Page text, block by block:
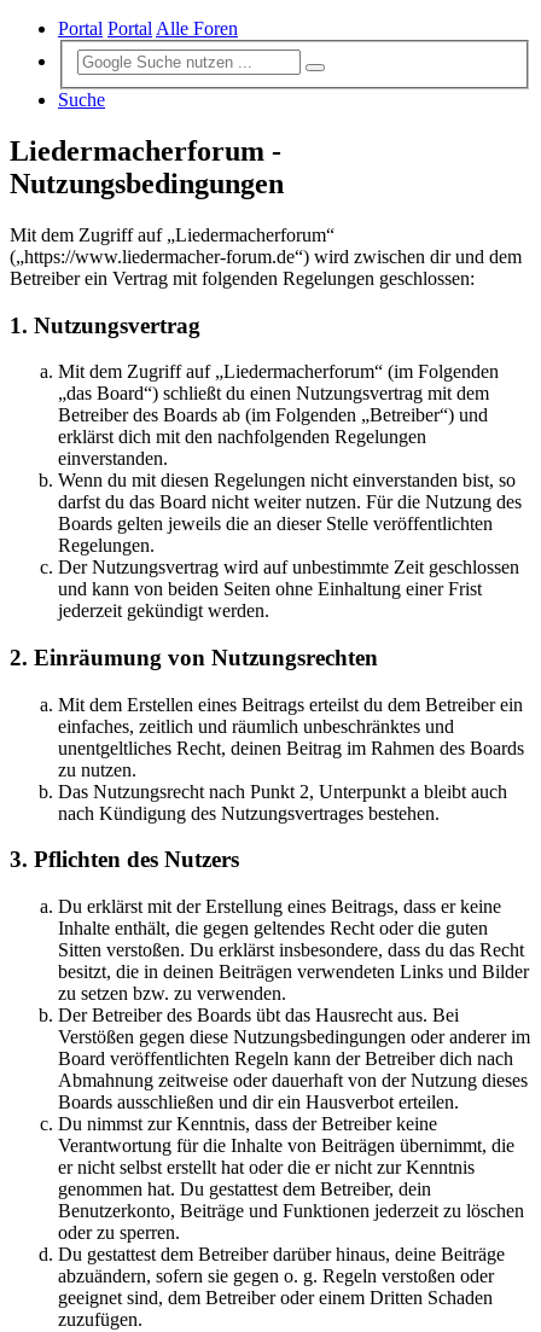
Portal PortalAlle Foren
Suche
Liedermacherforum -
Nutzungsbedingungen
Mit dem Zugriff auf „Liedermacherforum“
(„https://www.liedermacher-forum.de“) wird zwischen dir und dem
Betreiber ein Vertrag mit folgenden Regelungen geschlossen:
1. Nutzungsvertrag
Mit dem Zugriff auf „Liedermacherforum“ (im Folgenden
„das Board“) schließt du einen Nutzungsvertrag mit dem
Betreiber des Boards ab (im Folgenden „Betreiber“) und
erklärst dich mit den nachfolgenden Regelungen
einverstanden.
Wenn du mit diesen Regelungen nicht einverstanden bist, so
darfst du das Board nicht weiter nutzen. Für die Nutzung des
Boards gelten jeweils die an dieser Stelle veröffentlichten
Regelungen.
Der Nutzungsvertrag wird auf unbestimmte Zeit geschlossen
und kann von beiden Seiten ohne Einhaltung einer Frist
jederzeit gekündigt werden.
2. Einräumung von Nutzungsrechten
Mit dem Erstellen eines Beitrags erteilst du dem Betreiber ein
einfaches, zeitlich und räumlich unbeschränktes und
unentgeltliches Recht, deinen Beitrag im Rahmen des Boards
zu nutzen.
Das Nutzungsrecht nach Punkt 2, Unterpunkt a bleibt auch
nach Kündigung des Nutzungsvertrages bestehen.
3. Pflichten des Nutzers
Du erklärst mit der Erstellung eines Beitrags, dass er keine
Inhalte enthält, die gegen geltendes Recht oder die guten
Sitten verstoßen. Du erklärst insbesondere, dass du das Recht
besitzt, die in deinen Beiträgen verwendeten Links und Bilder
zu setzen bzw. zu verwenden.
Der Betreiber des Boards übt das Hausrecht aus. Bei
Verstößen gegen diese Nutzungsbedingungen oder anderer im
Board veröffentlichten Regeln kann der Betreiber dich nach
Abmahnung zeitweise oder dauerhaft von der Nutzung dieses
Boards ausschließen und dir ein Hausverbot erteilen.
Du nimmst zur Kenntnis, dass der Betreiber keine
Verantwortung für die Inhalte von Beiträgen übernimmt, die
er nicht selbst erstellt hat oder die er nicht zur Kenntnis
genommen hat. Du gestattest dem Betreiber, dein
Benutzerkonto, Beiträge und Funktionen jederzeit zu löschen
oder zu sperren.
Du gestattest dem Betreiber darüber hinaus, deine Beiträge
abzuändern, sofern sie gegen o. g. Regeln verstoßen oder
geeignet sind, dem Betreiber oder einem Dritten Schaden
zuzufügen.